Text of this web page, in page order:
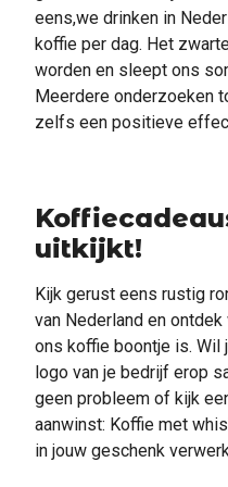
eens,we drinken in
koffie per dag. Het
worden en sleept ons
Meerdere onderzoeken
zelfs een positieve
uitkijkt!
Kijk gerust eens rustig
van Nederland en
ons koffie boontje is. Wil
logo van je bedrijf erop
geen probleem of kijk
aanwinst: Koffie met
in jouw geschenk